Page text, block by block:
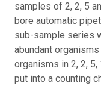
samples of 2, 2, 5
bore automatic
sub-sample series
abundant
organisms in 2, 2,
put into a counting